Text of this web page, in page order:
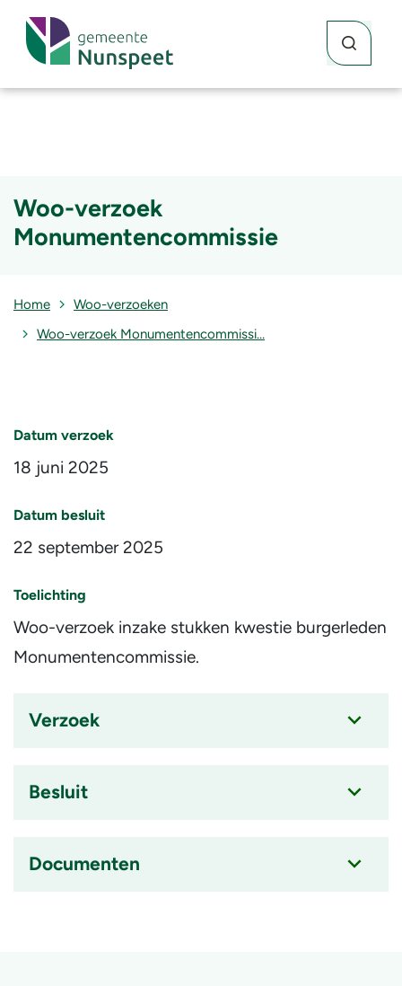
Waar
Zoekknop
Woo-verzoek
Monumentencommissie
Home
Woo-verzoeken
Woo-verzoek Monumentencommissi…
Datum verzoek
18 juni 2025
Datum besluit
22 september 2025
Toelichting
Woo-verzoek inzake stukken kwestie burgerleden
Monumentencommissie.
Verzoek
is
Besluit
is
Documenten